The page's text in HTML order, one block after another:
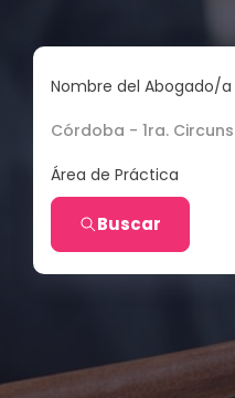
Nombre del Abogado/a
Córdoba - 1ra.
Área de Práctica
Buscar